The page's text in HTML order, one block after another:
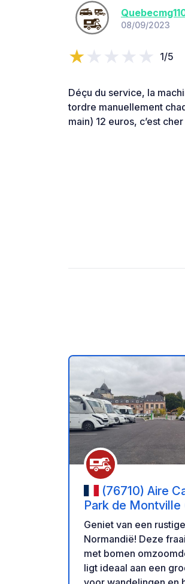
08/09/2023
1/5
Déçu du service, la
tordre manuellement
main) 12 euros, c’est
(76710) Aire
Park de Montville
Maritime) – Plan
Verdoyant.
Geniet van een
Normandië! Deze
met bomen
ligt ideaal aan een